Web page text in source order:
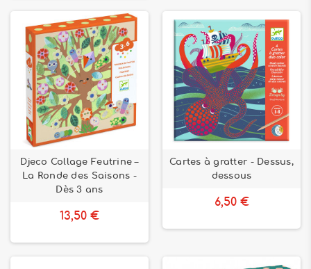
Djeco Collage Feutrine –
La Ronde des Saisons -
Dès 3 ans
13,50 €
Cartes à gratter - Dessus,
dessous
6,50 €